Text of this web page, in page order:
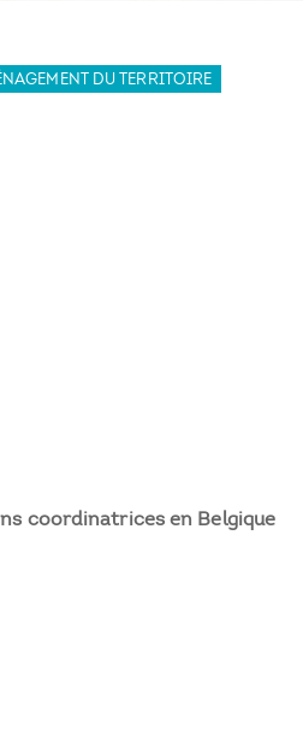
DU TERRITOIRE
coordinatrices en Belgique